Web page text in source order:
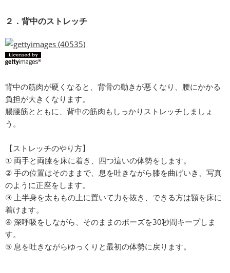
２．背中のストレッチ
背中の筋肉が硬くなると、背骨の動きが悪くなり、腰にかかる
負担が大きくなります。
腸腰筋とともに、背中の筋肉もしっかりストレッチしましょ
う。
【ストレッチのやり方】
① 両手と両膝を床に着き、四つ這いの体勢をします。
② 手の位置はそのままで、息を吐きながら膝を曲げいき、写真
のように正座をします。
③ 上半身を太ももの上に置いて力を抜き、できる方は額を床に
着けます。
④ 深呼吸をしながら、そのままのポーズを30秒間キープしま
す。
⑤ 息を吐きながらゆっくりと最初の体勢に戻ります。